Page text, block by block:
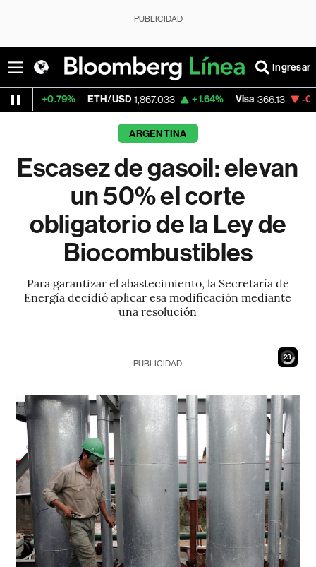
PUBLICIDAD
Ingresar
ETH/USD 1,867.033 +1.64% Visa 366.13 -0.04%
ARGENTINA
Escasez de gasoil: elevan
un 50% el corte
obligatorio de la Ley de
Biocombustibles
Para garantizar el abastecimiento, la Secretaría de
Energía decidió aplicar esa modificación mediante
una resolución
21
PUBLICIDAD